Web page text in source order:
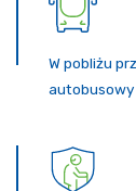
W pobliżu
autobusowy